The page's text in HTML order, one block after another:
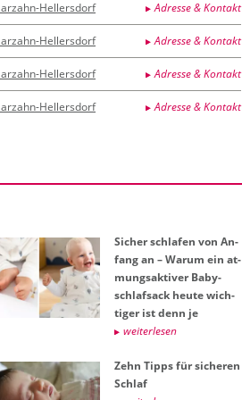
Hellersdorf Adresse & Kontakt
Hellersdorf Adresse & Kontakt
Hellersdorf Adresse & Kontakt
Hellersdorf Adresse & Kontakt
Si­cher schla­fen von An­
fang an – Warum ein at­
mungs­ak­ti­ver Ba­by­
schlaf­sack heute wich­
ti­ger ist denn je
wei­ter­le­sen
Zehn Tipps für si­che­ren
Schlaf